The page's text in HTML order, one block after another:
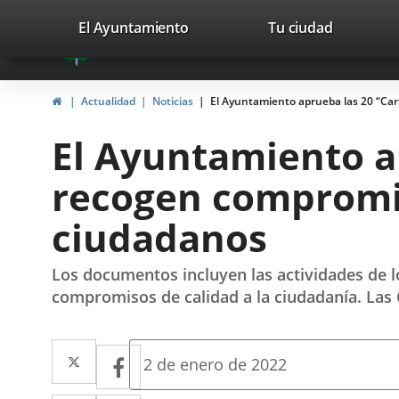
Portal
Web
del
Valladolid
avaTop
valladolid.es
El Ayuntamiento Tu ciudad
InicioActualidad Noticias El Ayuntamiento aprueba las 20
El Ayuntamiento
recogen
ciudadanos
Los documentos incluyen las actividades
compromisos de calidad a la ciudadanía.
Twitter
Enlace
a
Facebook
Enlace
a
Fecha
2 de enero de 2022